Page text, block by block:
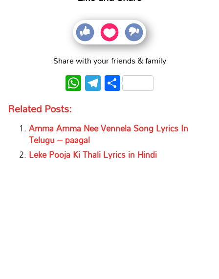
Share with your friends & family
WhatsApp
Telegram
Share
Related Posts:
Amma Amma Nee Vennela Song Lyrics In
Telugu – paagal
Leke Pooja Ki Thali Lyrics in Hindi